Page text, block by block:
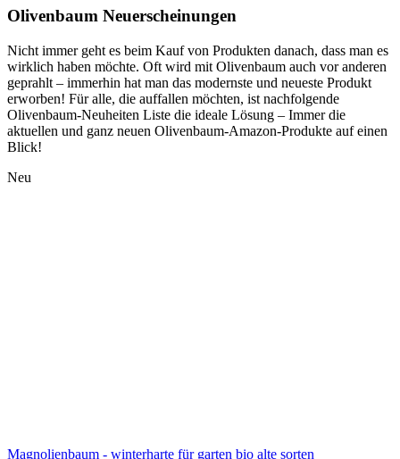
Olivenbaum Neuerscheinungen
Nicht immer geht es beim Kauf von Produkten danach, dass man es
wirklich haben möchte. Oft wird mit Olivenbaum auch vor anderen
geprahlt – immerhin hat man das modernste und neueste Produkt
erworben! Für alle, die auffallen möchten, ist nachfolgende
Olivenbaum-Neuheiten Liste die ideale Lösung – Immer die
aktuellen und ganz neuen Olivenbaum-Amazon-Produkte auf einen
Blick!
Neu
Magnolienbaum - winterharte für garten bio alte sorten